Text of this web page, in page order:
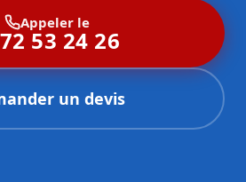
Appeler le
53 24 26
un devis